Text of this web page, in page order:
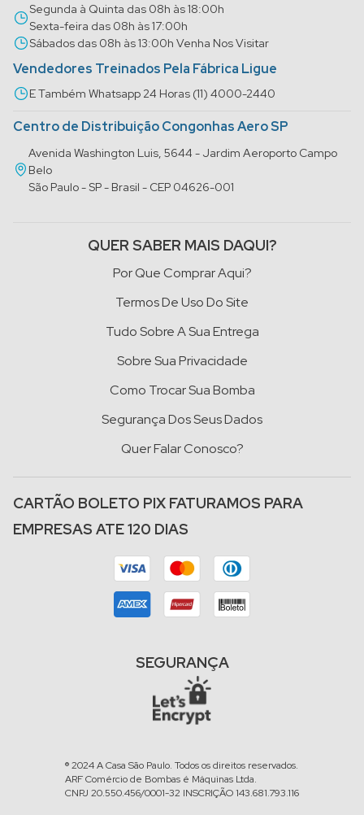
Segunda à Quinta das 08h às 18:00h
Sexta-feira das 08h às 17:00h
Sábados das 08h às 13:00h Venha Nos Visitar
Vendedores Treinados Pela Fábrica Ligue
E Também Whatsapp 24 Horas (11) 4000-2440
Centro de Distribuição Congonhas Aero SP
Avenida Washington Luis, 5644 - Jardim Aeroporto Campo
Belo
São Paulo - SP - Brasil - CEP 04626-001
QUER SABER MAIS DAQUI?
Por Que Comprar Aqui?
Termos De Uso Do Site
Tudo Sobre A Sua Entrega
Sobre Sua Privacidade
Como Trocar Sua Bomba
Segurança Dos Seus Dados
Quer Falar Conosco?
CARTÃO BOLETO PIX FATURAMOS PARA
EMPRESAS ATE 120 DIAS
SEGURANÇA
® 2024 A Casa São Paulo. Todos os direitos reservados.
ARF Comércio de Bombas é Máquinas Ltda.
CNPJ 20.550.456/0001-32 INSCRIÇÃO 143.681.793.116